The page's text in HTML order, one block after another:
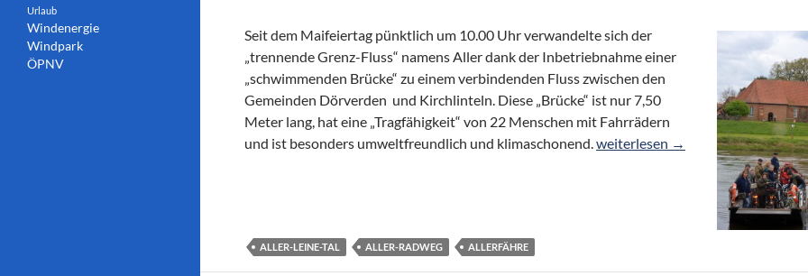
Seit dem Maifeiertag pünktlich um 10.00 Uhr verwandelte sich der
„trennende Grenz-Fluss“ namens Aller dank der Inbetriebnahme einer
„schwimmenden Brücke“ zu einem verbindenden Fluss zwischen den
Gemeinden Dörverden und Kirchlinteln. Diese „Brücke“ ist nur 7,50
Meter lang, hat eine „Tragfähigkeit“ von 22 Menschen mit Fahrrädern
und ist besonders umweltfreundlich und klimaschonend.Erfolgreiche Generalprobe –
weiterlesen →
ALLER-LEINE-TAL ALLER-RADWEG ALLERFÄHRE
Urlaub
Windenergie
Windpark
ÖPNV